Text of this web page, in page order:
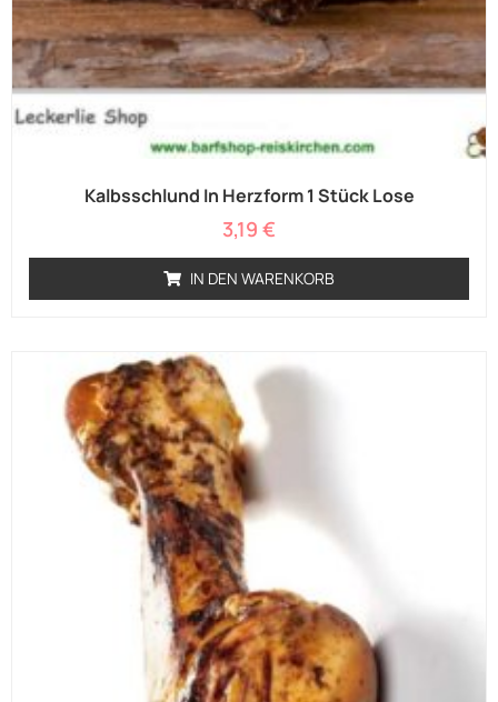
Kalbsschlund In Herzform 1 Stück Lose
3,19 €
IN DEN WARENKORB